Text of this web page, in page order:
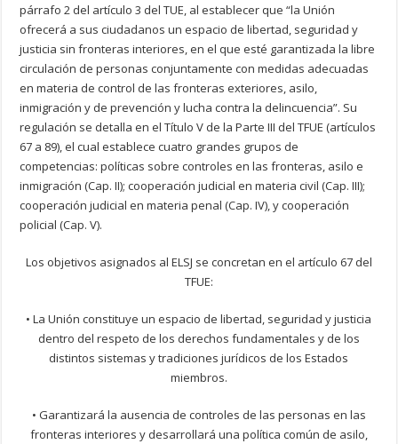
párrafo 2 del artículo 3 del TUE, al establecer que “la Unión
ofrecerá a sus ciudadanos un espacio de libertad, seguridad y
justicia sin fronteras interiores, en el que esté garantizada la libre
circulación de personas conjuntamente con medidas adecuadas
en materia de control de las fronteras exteriores, asilo,
inmigración y de prevención y lucha contra la delincuencia”. Su
regulación se detalla en el Título V de la Parte III del TFUE (artículos
67 a 89), el cual establece cuatro grandes grupos de
competencias: políticas sobre controles en las fronteras, asilo e
inmigración (Cap. II); cooperación judicial en materia civil (Cap. III);
cooperación judicial en materia penal (Cap. IV), y cooperación
policial (Cap. V).
Los objetivos asignados al ELSJ se concretan en el artículo 67 del
TFUE:
• La Unión constituye un espacio de libertad, seguridad y justicia
dentro del respeto de los derechos fundamentales y de los
distintos sistemas y tradiciones jurídicos de los Estados
miembros.
• Garantizará la ausencia de controles de las personas en las
fronteras interiores y desarrollará una política común de asilo,